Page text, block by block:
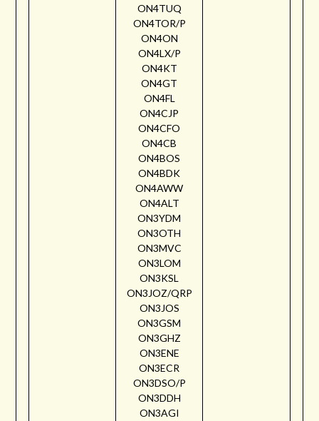
ON4TUQ
ON4TOR/P
ON4ON
ON4LX/P
ON4KT
ON4GT
ON4FL
ON4CJP
ON4CFO
ON4CB
ON4BOS
ON4BDK
ON4AWW
ON4ALT
ON3YDM
ON3OTH
ON3MVC
ON3LOM
ON3KSL
ON3JOZ/QRP
ON3JOS
ON3GSM
ON3GHZ
ON3ENE
ON3ECR
ON3DSO/P
ON3DDH
ON3AGI